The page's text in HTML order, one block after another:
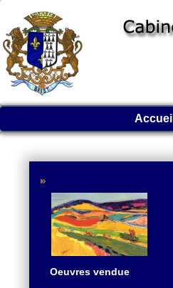
Accueil
Oeuvres vendue